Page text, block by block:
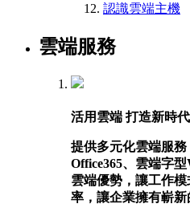
認識雲端主機
雲端服務
活用雲端 打造新時
提供多元化雲端服
Office365、雲端字
雲端優勢，讓工作
率，讓企業擁有嶄